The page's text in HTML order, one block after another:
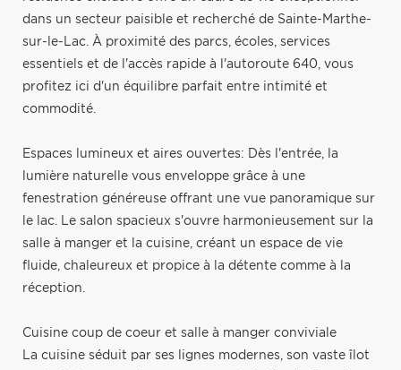
dans un secteur paisible et recherché de Sainte-Marthe-
sur-le-Lac. À proximité des parcs, écoles, services
essentiels et de l'accès rapide à l'autoroute 640, vous
profitez ici d'un équilibre parfait entre intimité et
commodité.
Espaces lumineux et aires ouvertes: Dès l'entrée, la
lumière naturelle vous enveloppe grâce à une
fenestration généreuse offrant une vue panoramique sur
le lac. Le salon spacieux s'ouvre harmonieusement sur la
salle à manger et la cuisine, créant un espace de vie
fluide, chaleureux et propice à la détente comme à la
réception.
Cuisine coup de coeur et salle à manger conviviale
La cuisine séduit par ses lignes modernes, son vaste îlot